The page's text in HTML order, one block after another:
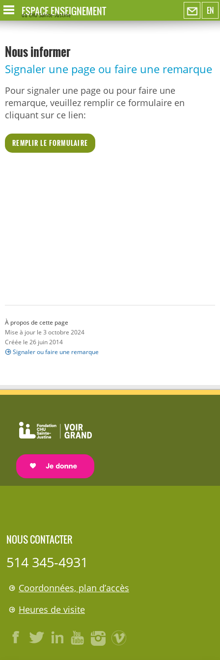
EN
ESPACE ENSEIGNEMENT
du CHU Sainte-Justine
Nous informer
Signaler une page ou faire une remarque
Pour signaler une page ou pour faire une
remarque, veuillez remplir ce formulaire en
cliquant sur ce lien:
REMPLIR LE FORMULAIRE
À propos de cette page
Mise à jour le 3 octobre 2024
Créée le 26 juin 2014
Signaler ou faire une remarque
NOUS CONTACTER
514 345-4931
Coordonnées, plan d’accès
Heures de visite